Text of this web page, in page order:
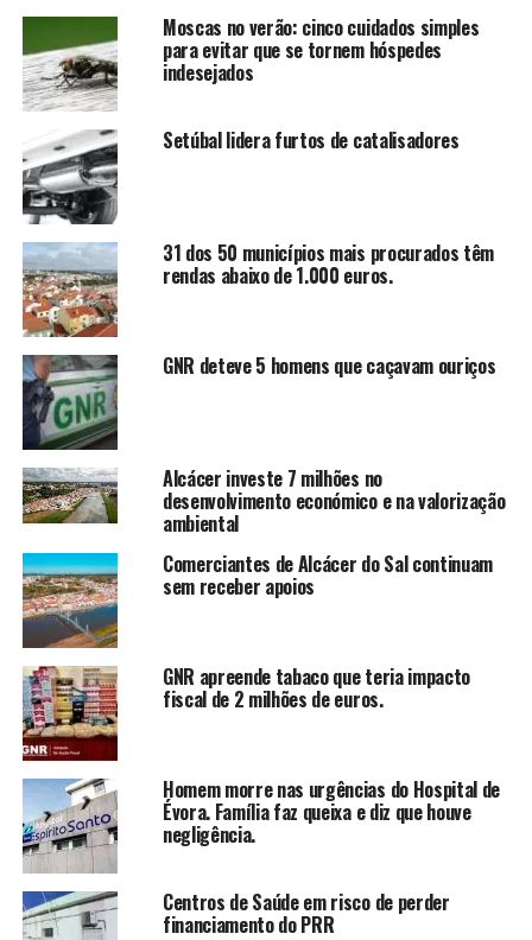
Moscas no verão: cinco cuidados simples
para evitar que se tornem hóspedes
indesejados
Setúbal lidera furtos de catalisadores
31 dos 50 municípios mais procurados têm
rendas abaixo de 1.000 euros.
GNR deteve 5 homens que caçavam ouriços
Alcácer investe 7 milhões no
desenvolvimento económico e na valorização
ambiental
Comerciantes de Alcácer do Sal continuam
sem receber apoios
GNR apreende tabaco que teria impacto
fiscal de 2 milhões de euros.
Homem morre nas urgências do Hospital de
Évora. Família faz queixa e diz que houve
negligência.
Centros de Saúde em risco de perder
financiamento do PRR